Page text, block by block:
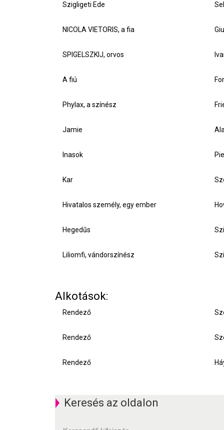
Szigligeti Ede
NICOLA VIETORIS, a fia
SPIGELSZKIJ, orvos
A fiú
Phylax, a színész
Jamie
Inasok
Kar
Hivatalos személy, egy ember
Hegedűs
Liliomfi, vándorszínész
Alkotások:
Rendező
Rendező
Rendező
Keresés az oldalon